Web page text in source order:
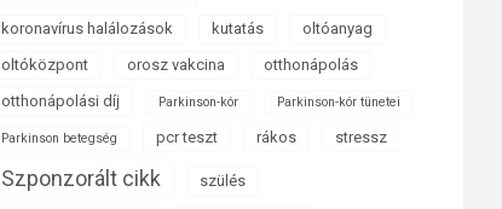
koronavírus halálozások kutatás
oltóanyag
oltóközpont
orosz vakcina
otthonápolás
otthonápolási díj
Parkinson-kór Parkinson-kór tünetei
Parkinson betegség pcr teszt rákos stressz
Szponzorált cikk szülés